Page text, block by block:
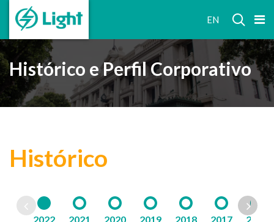
EN
Histórico e Perfil Corporativo
Histórico
2022 2021 2020 2019 2018 2017 2016